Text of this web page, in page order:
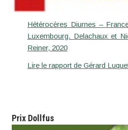
Hétérocères Diurnes –
Luxembourg. Delachaux et
Reiner, 2020
Lire le rapport de Gérard
Prix Dollfus